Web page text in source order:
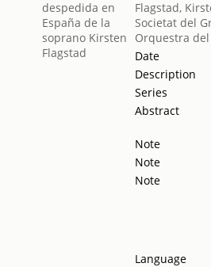
Flagstad,
Societat del
Orquestra
Date
Description
Series
Abstract
Note
Note
Note
Language